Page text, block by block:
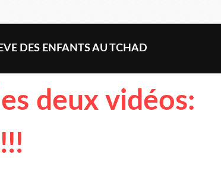
DES ENFANTS AU TCHAD
deux vidéos:
!!!